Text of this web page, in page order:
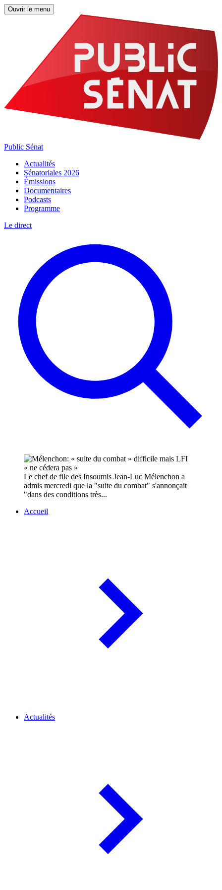
Ouvrir le menu
Public Sénat
Actualités
Sénatoriales 2026
Émissions
Documentaires
Podcasts
Programme
Le direct
Le chef de file des Insoumis Jean-Luc Mélenchon a
admis mercredi que la "suite du combat" s'annonçait
"dans des conditions très...
Accueil
Actualités